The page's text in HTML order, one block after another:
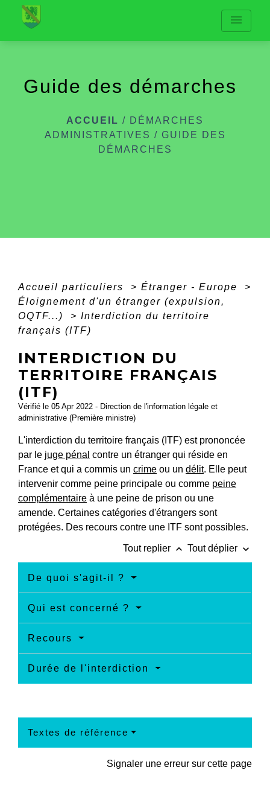
menu
Guide des démarches
ACCUEIL / DÉMARCHES
ADMINISTRATIVES / GUIDE DES
DÉMARCHES
Accueil particuliers > Étranger - Europe
>
Éloignement d'un étranger (expulsion,
OQTF...)
> Interdiction du territoire
français (ITF)
INTERDICTION DU
TERRITOIRE FRANÇAIS
(ITF)
Vérifié le 05 Apr 2022 - Direction de l'information légale et
administrative (Première ministre)
L'interdiction du territoire français (ITF) est prononcée
par le juge pénal contre un étranger qui réside en
France et qui a commis un crime ou un délit. Elle peut
intervenir comme peine principale ou comme peine
complémentaire à une peine de prison ou une
amende. Certaines catégories d'étrangers sont
protégées. Des recours contre une ITF sont possibles.
Tout replier keyboard_arrow_up Tout déplier keyboard_arrow_down
De quoi s'agit-il ?
Qui est concerné ?
Recours
Durée de l'interdiction
Textes de référence
Signaler une erreur sur cette page